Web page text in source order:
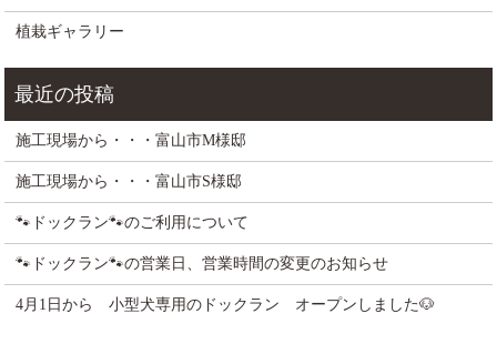
植栽ギャラリー
施工現場から・・・富山市M様邸
施工現場から・・・富山市S様邸
🐾ドックラン🐾のご利用について
🐾ドックラン🐾の営業日、営業時間の変更のお知らせ
4月1日から 小型犬専用のドックラン オープンしました🐶